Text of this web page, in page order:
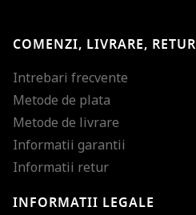
COMENZI, LIVRARE, RETUR
Intrebari frecvente
Metode de plata
Metode de livrare
Informatii garantii
Informatii retur
INFORMATII LEGALE